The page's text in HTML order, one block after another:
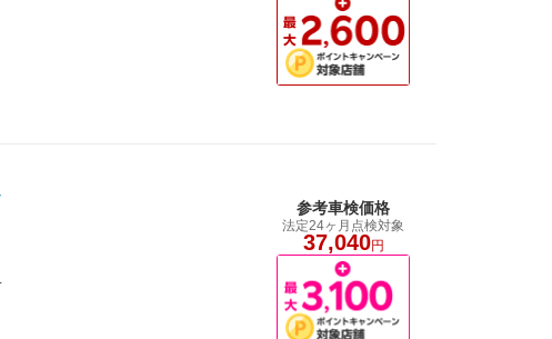
参考車検価格
法定24ヶ月点検対象
37,040円